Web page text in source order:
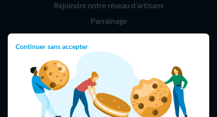
Continuer sans accepter
Rejoindre notre réseau d'artisans
Parrainage
Hello !
09 75 18 60 60
(8h-21h)
75018 Paris